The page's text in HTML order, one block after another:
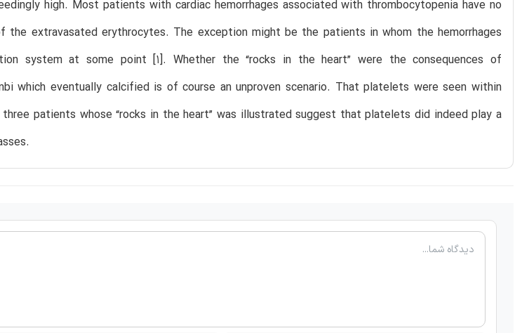
high. Most patients with cardiac hemorrhages associated with thrombocytopenia have no
the extravasated erythrocytes. The exception might be the patients in whom the hemorrhages
system at some point [1]. Whether the “rocks in the heart” were the consequences of
which eventually calcified is of course an unproven scenario. That platelets were seen within
patients whose “rocks in the heart” was illustrated suggest that platelets did indeed play a